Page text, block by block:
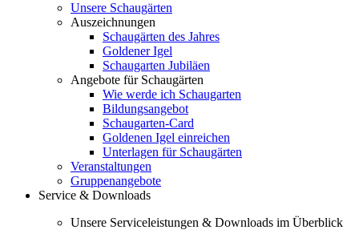
Unsere Schaugärten
Auszeichnungen
Schaugärten des Jahres
Goldener Igel
Schaugarten Jubiläen
Angebote für Schaugärten
Wie werde ich Schaugarten
Bildungsangebot
Schaugarten-Card
Goldenen Igel einreichen
Unterlagen für Schaugärten
Veranstaltungen
Gruppenangebote
Service & Downloads
Unsere Serviceleistungen & Downloads im Überblick